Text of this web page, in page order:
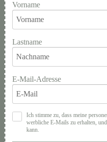
Vorname
Lastname
E-Mail-Adresse
Ich stimme zu, dass meine
werbliche E-Mails zu erhalten,
kann.